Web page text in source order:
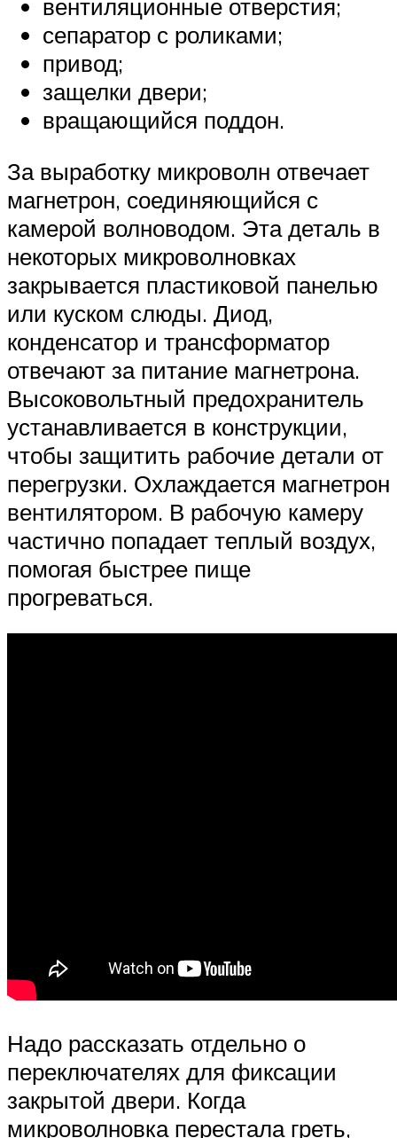
вентиляционные отверстия;
сепаратор с роликами;
привод;
защелки двери;
вращающийся поддон.
За выработку микроволн отвечает
магнетрон, соединяющийся с
камерой волноводом. Эта деталь в
некоторых микроволновках
закрывается пластиковой панелью
или куском слюды. Диод,
конденсатор и трансформатор
отвечают за питание магнетрона.
Высоковольтный предохранитель
устанавливается в конструкции,
чтобы защитить рабочие детали от
перегрузки. Охлаждается магнетрон
вентилятором. В рабочую камеру
частично попадает теплый воздух,
помогая быстрее пище
прогреваться.
Надо рассказать отдельно о
переключателях для фиксации
закрытой двери. Когда
микроволновка перестала греть,